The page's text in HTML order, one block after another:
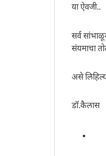
या ऐवजी..
सर्व
संयमाचा
असे
डॉ.कैलास